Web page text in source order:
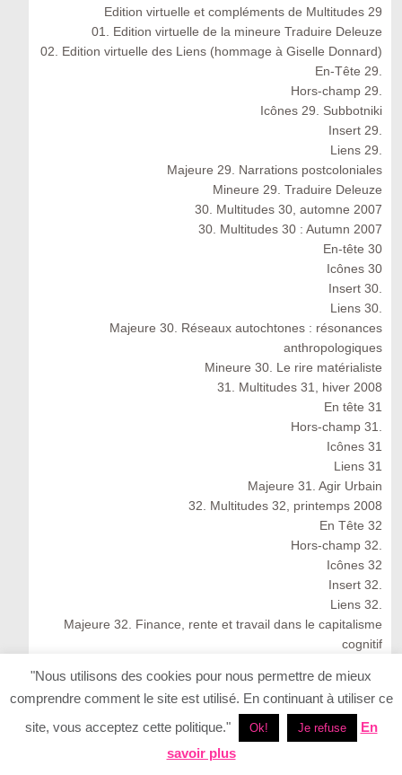
Edition virtuelle et compléments de Multitudes 29
01. Edition virtuelle de la mineure Traduire Deleuze
02. Edition virtuelle des Liens (hommage à Giselle Donnard)
En-Tête 29.
Hors-champ 29.
Icônes 29. Subbotniki
Insert 29.
Liens 29.
Majeure 29. Narrations postcoloniales
Mineure 29. Traduire Deleuze
30. Multitudes 30, automne 2007
30. Multitudes 30 : Autumn 2007
En-tête 30
Icônes 30
Insert 30.
Liens 30.
Majeure 30. Réseaux autochtones : résonances
anthropologiques
Mineure 30. Le rire matérialiste
31. Multitudes 31, hiver 2008
En tête 31
Hors-champ 31.
Icônes 31
Liens 31
Majeure 31. Agir Urbain
32. Multitudes 32, printemps 2008
En Tête 32
Hors-champ 32.
Icônes 32
Insert 32.
Liens 32.
Majeure 32. Finance, rente et travail dans le capitalisme
cognitif
33. Multitudes 33, été 2008
33. Multitudes 33 : Summer 2008
En Tête 33
Icônes 33. Ernesto Neto
"Nous utilisons des cookies pour nous permettre de mieux
comprendre comment le site est utilisé. En continuant à utiliser ce
site, vous acceptez cette politique."
Ok! Je refuse
En
savoir plus